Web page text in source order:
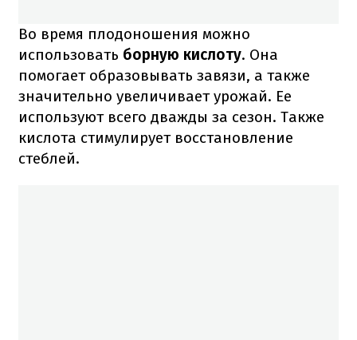
Во время плодоношения можно
использовать борную кислоту. Она
помогает образовывать завязи, а также
значительно увеличивает урожай. Ее
используют всего дважды за сезон. Также
кислота стимулирует восстановление
стеблей.